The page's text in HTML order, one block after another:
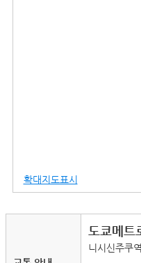
확대지도표시
도쿄메트
니시신주쿠